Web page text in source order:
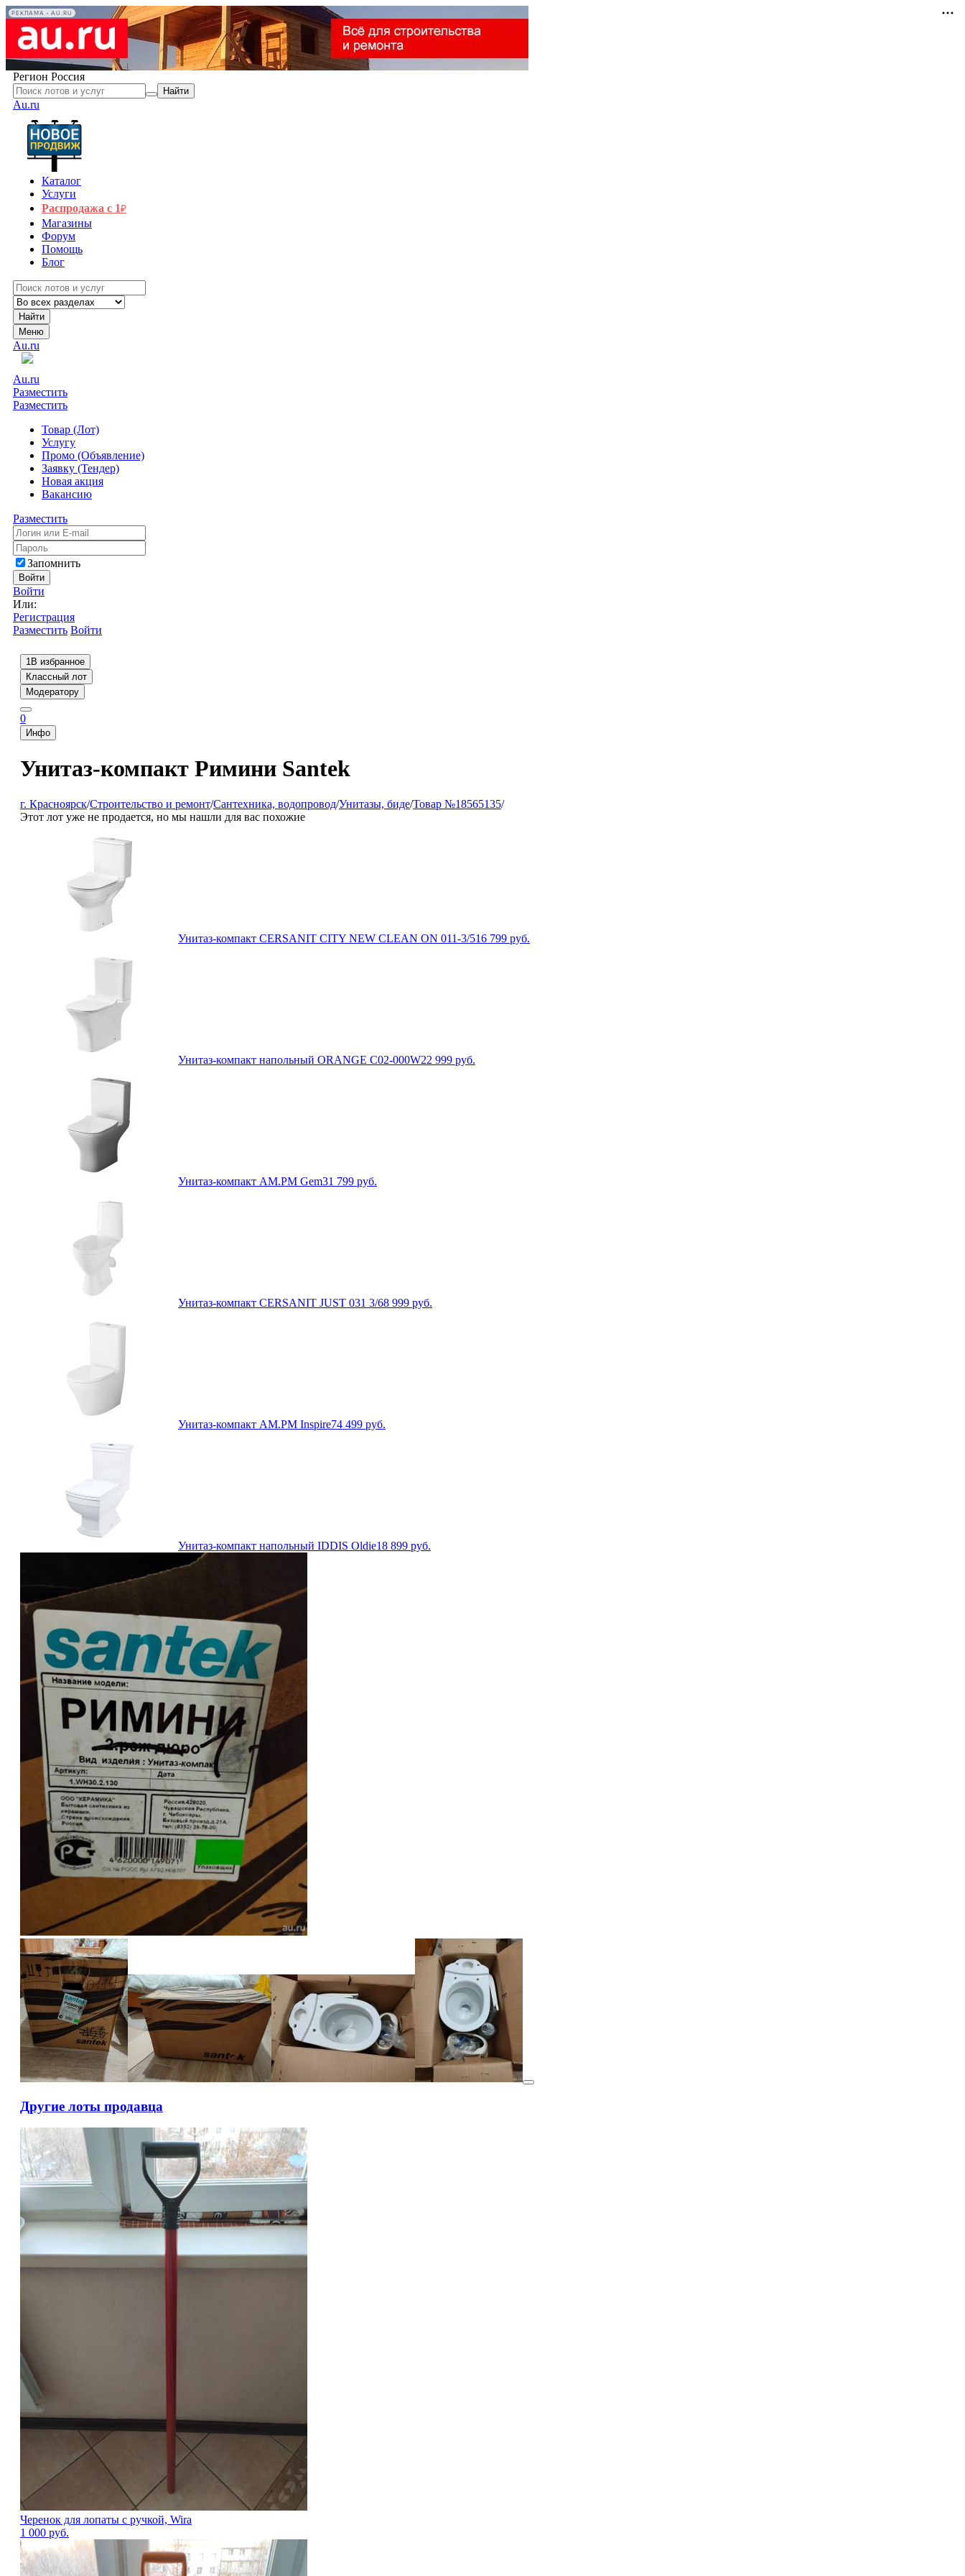
РЕКЛАМА • AU.RU
Регион Россия
Найти
Au.ru
Каталог
Услуги
Распродажа с 1₽
Магазины
Форум
Помощь
Блог
Найти
Меню
Au.ru
Au.ru
Разместить
Разместить
Товар (Лот)
Услугу
Промо (Объявление)
Заявку (Тендер)
Новая акция
Вакансию
Разместить
Запомнить
Войти
Войти
Или:
Регистрация
Разместить Войти
1В избранное
Классный лот
Модератору
0
Инфо
Унитаз-компакт Римини Santek
г. Красноярск/Строительство и ремонт/Сантехника, водопровод/Унитазы, биде/Товар №18565135/
Этот лот уже не продается, но мы нашли для вас похожие
Унитаз-компакт CERSANIT CITY NEW CLEAN ON 011-3/516 799 руб.
Унитаз-компакт напольный ORANGE C02-000W22 999 руб.
Унитаз-компакт AM.PM Gem31 799 руб.
Унитаз-компакт CERSANIT JUST 031 3/68 999 руб.
Унитаз-компакт AM.PM Inspire74 499 руб.
Унитаз-компакт напольный IDDIS Oldie18 899 руб.
Другие лоты продавца
Черенок для лопаты с ручкой, Wira
1 000 руб.